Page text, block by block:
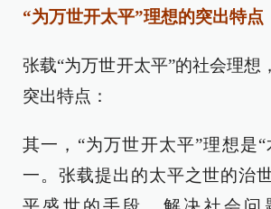
“为万世开太平”理想的突出特点
张载“为万世开太平”的社会理想
突出特点：
其一，“为万世开太平”理想是“
一。张载提出的太平之世的治